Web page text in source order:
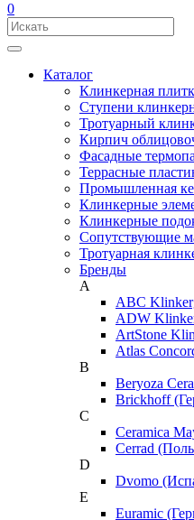
0
Каталог
Клинкерная
Ступени
Тротуарный
Кирпич
Фасадные
Террасные
Промышленная
Клинкерные
Клинкерные
Сопутствующие
Тротуарная
Бренды
A
ABC
ADW
ArtStone
Atlas
B
Beryoza
Brickhoff
C
Ceramica
Cerrad
D
Dvomo
E
Euramic